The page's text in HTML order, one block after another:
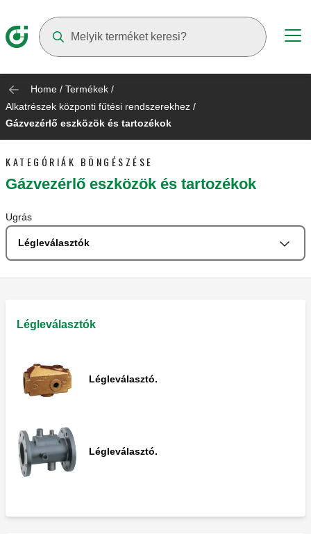
Home / Termékek /
Alkatrészek központi fűtési rendszerekhez /
Gázvezérlő eszközök és tartozékok
KATEGÓRIÁK BÖNGÉSZÉSE
Gázvezérlő eszközök és tartozékok
Ugrás
Légleválasztók
Légleválasztók
Légleválasztó.
Légleválasztó.